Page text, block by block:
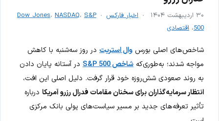
۳۰ اردیبهشت ۱۴۰۴ اخبار فارکس Dow Jones، NASDAQ، S&P
500، اقتصادی
شاخص‌های اصلی بورس وال استریت در روز سه‌شنبه با کاهش
مواجه شدند؛ به‌طوری‌که شاخص S&P 500
در آستانه پایان دادن
به روند صعودی شش‌روزه خود قرار گرفت. دلیل اصلی این افت،
انتظار سرمایه‌گذاران برای سخنان مقامات فدرال رزرو آمریکا درباره
تأثیر تعرفه‌های جدید بر مسیر سیاست‌های پولی بانک مرکزی